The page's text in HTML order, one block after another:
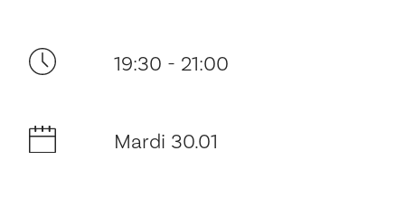
Musikk
Historie og arkitektur
19:30 - 21:00
Mardi 30.01